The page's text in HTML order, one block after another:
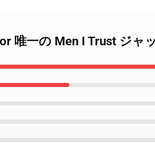
唯一の Men I Trust ジャ